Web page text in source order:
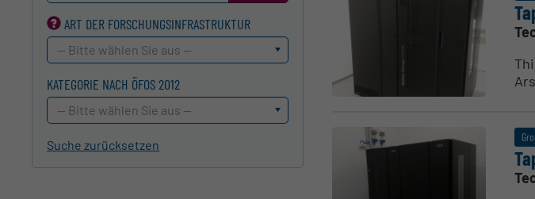
ART DER FORSCHUNGS­INFRASTRUKTUR
-- Bitte wählen Sie aus --
KATEGORIE NACH ÖFOS 2012
-- Bitte wählen Sie aus --
Suche zurücksetzen